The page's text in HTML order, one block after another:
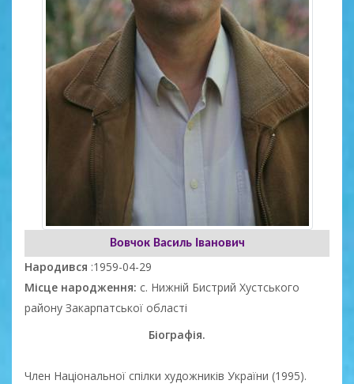
Вовчок Василь Іванович
Народився :1959-04-29
Місце народження: с. Нижній Бистрий Хустського
району Закарпатської області
Біографія.
Член Національної спілки художників України (1995).